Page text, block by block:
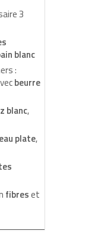
3
blanc
:
beurre
blanc,
eau plate,
fibreset